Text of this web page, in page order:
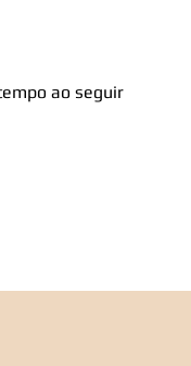
ao seguir